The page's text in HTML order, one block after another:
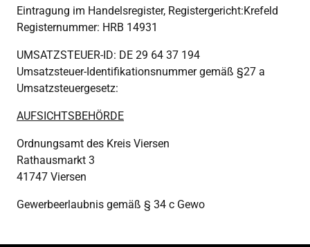
Eintragung im Handelsregister, Registergericht:Krefeld
Registernummer: HRB 14931
UMSATZSTEUER-ID: DE 29 64 37 194
Umsatzsteuer-Identifikationsnummer gemäß §27 a
Umsatzsteuergesetz:
AUFSICHTSBEHÖRDE
Ordnungsamt des Kreis Viersen
Rathausmarkt 3
41747 Viersen
Gewerbeerlaubnis gemäß § 34 c Gewo